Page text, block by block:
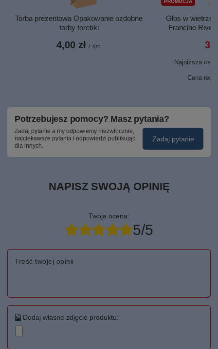
Torba prezentowa Opakowanie ozdobne
torby torebki
4,00 zł / szt.
PROMOCJA
Głos w wietrze
Francine
Najniższa
Cena
Potrzebujesz pomocy? Masz pytania?
Zadaj pytanie a my odpowiemy niezwłocznie,
najciekawsze pytania i odpowiedzi publikując
dla innych.
Zadaj pytanie
NAPISZ SWOJĄ OPINIĘ
Twoja ocena:
5/5
Treść twojej opinii
Dodaj własne zdjęcie produktu: